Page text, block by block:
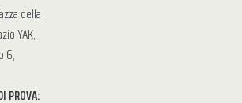
della
YAK,
6,
PROVA: